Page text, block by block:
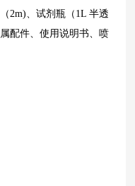
2m)、试剂瓶（1L 半透
配件、使用说明书、喷